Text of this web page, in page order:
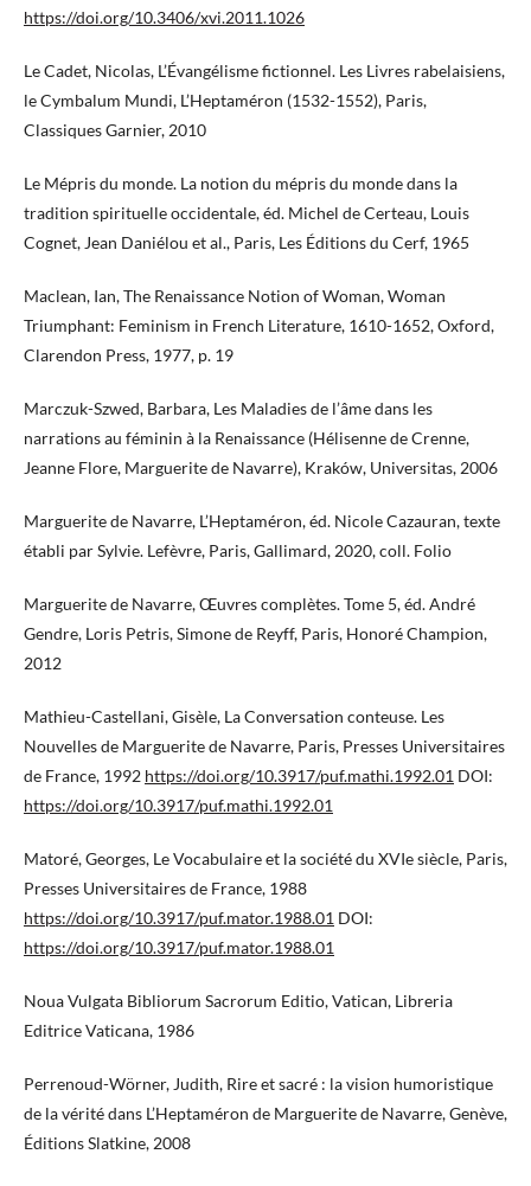
https://doi.org/10.3406/xvi.2011.1026
Le Cadet, Nicolas, L’Évangélisme fictionnel. Les Livres rabelaisiens,
le Cymbalum Mundi, L’Heptaméron (1532-1552), Paris,
Classiques Garnier, 2010
Le Mépris du monde. La notion du mépris du monde dans la
tradition spirituelle occidentale, éd. Michel de Certeau, Louis
Cognet, Jean Daniélou et al., Paris, Les Éditions du Cerf, 1965
Maclean, Ian, The Renaissance Notion of Woman, Woman
Triumphant: Feminism in French Literature, 1610-1652, Oxford,
Clarendon Press, 1977, p. 19
Marczuk-Szwed, Barbara, Les Maladies de l’âme dans les
narrations au féminin à la Renaissance (Hélisenne de Crenne,
Jeanne Flore, Marguerite de Navarre), Kraków, Universitas, 2006
Marguerite de Navarre, L’Heptaméron, éd. Nicole Cazauran, texte
établi par Sylvie. Lefèvre, Paris, Gallimard, 2020, coll. Folio
Marguerite de Navarre, Œuvres complètes. Tome 5, éd. André
Gendre, Loris Petris, Simone de Reyff, Paris, Honoré Champion,
2012
Mathieu-Castellani, Gisèle, La Conversation conteuse. Les
Nouvelles de Marguerite de Navarre, Paris, Presses Universitaires
de France, 1992 https://doi.org/10.3917/puf.mathi.1992.01 DOI:
https://doi.org/10.3917/puf.mathi.1992.01
Matoré, Georges, Le Vocabulaire et la société du XVIe siècle, Paris,
Presses Universitaires de France, 1988
https://doi.org/10.3917/puf.mator.1988.01 DOI:
https://doi.org/10.3917/puf.mator.1988.01
Noua Vulgata Bibliorum Sacrorum Editio, Vatican, Libreria
Editrice Vaticana, 1986
Perrenoud-Wörner, Judith, Rire et sacré : la vision humoristique
de la vérité dans L’Heptaméron de Marguerite de Navarre, Genève,
Éditions Slatkine, 2008